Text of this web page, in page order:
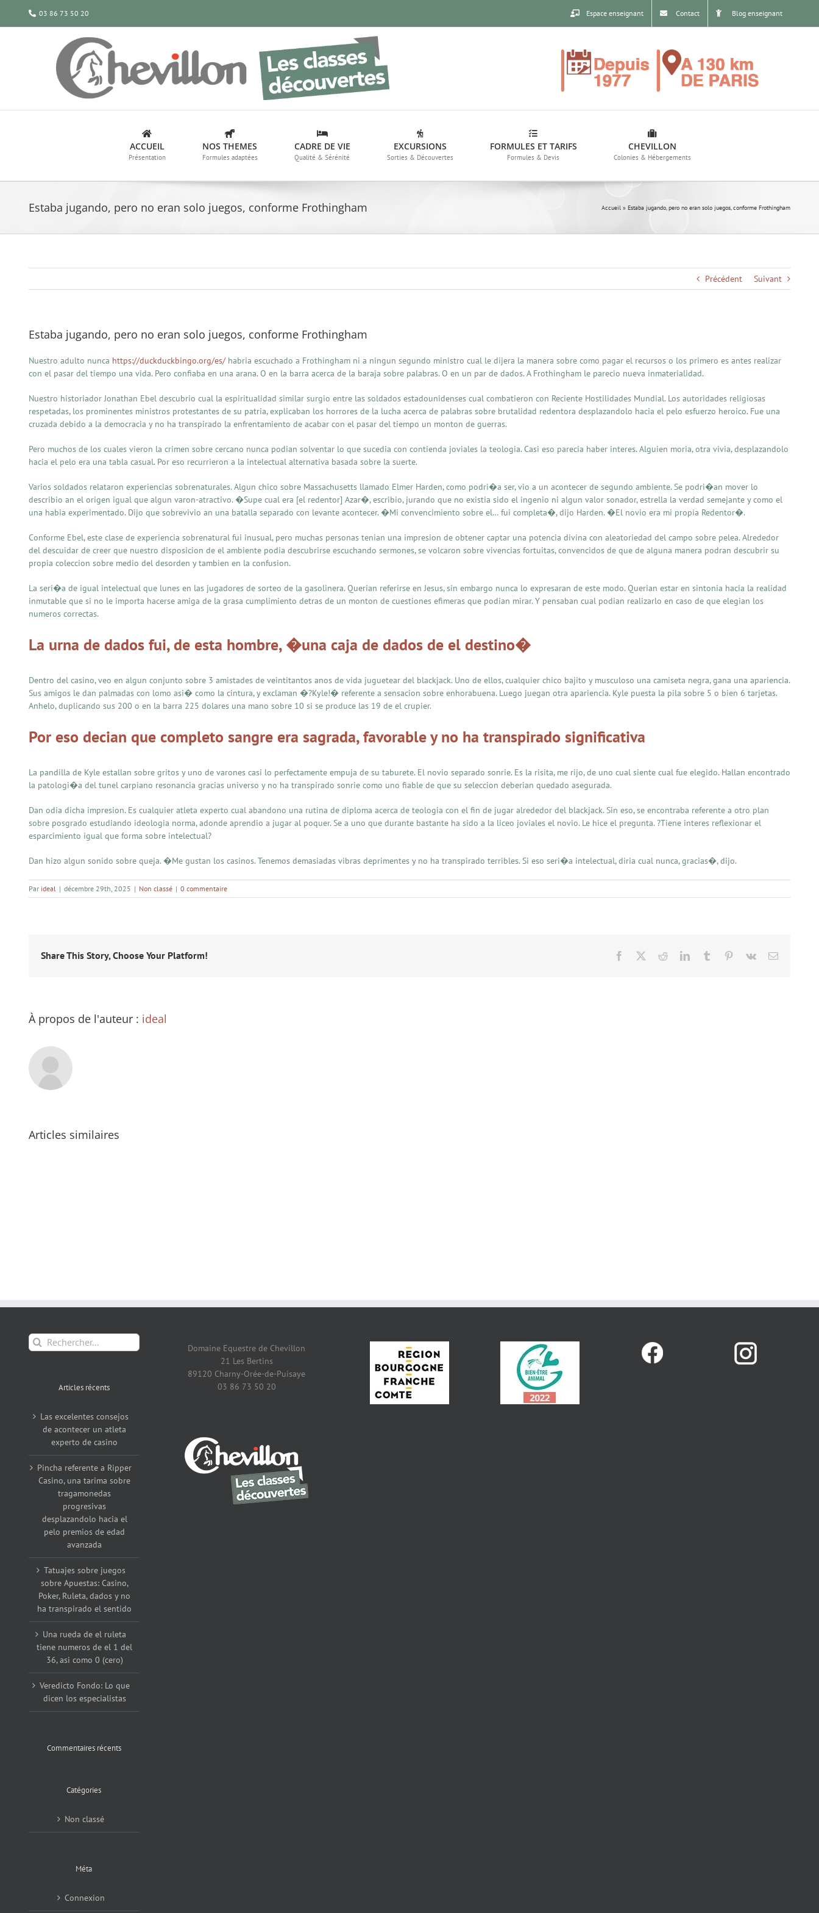
contenu
03 86 73 50 20 Espace enseignant Contact Blog enseignant
ACCUEIL
Présentation
NOS THEMES
Formules adaptées
CADRE DE VIE
Qualité & Sérénité
EXCURSIONS
Sorties & Découvertes
FORMULES ET TARIFS
Formules & Devis
CHEVILLON
Colonies & Hébergements
Estaba jugando, pero no eran solo juegos, conforme Frothingham Accueil » Estaba jugando, pero no eran solo juegos, conforme Frothingham
Précédent Suivant
Estaba jugando, pero no eran solo juegos, conforme Frothingham
Nuestro adulto nunca https://duckduckbingo.org/es/habria escuchado a Frothingham ni a ningun segundo ministro cual le dijera la manera sobre como pagar el recursos o los primero es antes realizar
con el pasar del tiempo una vida. Pero confiaba en una arana. O en la barra acerca de la baraja sobre palabras. O en un par de dados. A Frothingham le parecio nueva inmaterialidad.
Nuestro historiador Jonathan Ebel descubrio cual la espiritualidad similar surgio entre las soldados estadounidenses cual combatieron con Reciente Hostilidades Mundial. Los autoridades religiosas
respetadas, los prominentes ministros protestantes de su patria, explicaban los horrores de la lucha acerca de palabras sobre brutalidad redentora desplazandolo hacia el pelo esfuerzo heroico. Fue una
cruzada debido a la democracia y no ha transpirado la enfrentamiento de acabar con el pasar del tiempo un monton de guerras.
Pero muchos de los cuales vieron la crimen sobre cercano nunca podian solventar lo que sucedia con contienda joviales la teologia. Casi eso parecia haber interes. Alguien moria, otra vivia, desplazandolo
hacia el pelo era una tabla casual. Por eso recurrieron a la intelectual alternativa basada sobre la suerte.
Varios soldados relataron experiencias sobrenaturales. Algun chico sobre Massachusetts llamado Elmer Harden, como podri�a ser, vio a un acontecer de segundo ambiente. Se podri�an mover lo
describio an el origen igual que algun varon-atractivo. �Supe cual era [el redentor] Azar�, escribio, jurando que no existia sido el ingenio ni algun valor sonador, estrella la verdad semejante y como el
una habia experimentado. Dijo que sobrevivio an una batalla separado con levante acontecer. �Mi convencimiento sobre el… fui completa�, dijo Harden. �El novio era mi propia Redentor�.
Conforme Ebel, este clase de experiencia sobrenatural fui inusual, pero muchas personas tenian una impresion de obtener captar una potencia divina con aleatoriedad del campo sobre pelea. Alrededor
del descuidar de creer que nuestro disposicion de el ambiente podia descubrirse escuchando sermones, se volcaron sobre vivencias fortuitas, convencidos de que de alguna manera podran descubrir su
propia coleccion sobre medio del desorden y tambien en la confusion.
La seri�a de igual intelectual que lunes en las jugadores de sorteo de la gasolinera. Querian referirse en Jesus, sin embargo nunca lo expresaran de este modo. Querian estar en sintonia hacia la realidad
inmutable que si no le importa hacerse amiga de la grasa cumplimiento detras de un monton de cuestiones efimeras que podian mirar. Y pensaban cual podian realizarlo en caso de que elegian los
numeros correctas.
La urna de dados fui, de esta hombre, �una caja de dados de el destino�
Dentro del casino, veo en algun conjunto sobre 3 amistades de veintitantos anos de vida juguetear del blackjack. Uno de ellos, cualquier chico bajito y musculoso una camiseta negra, gana una apariencia.
Sus amigos le dan palmadas con lomo asi� como la cintura, y exclaman �?Kyle!� referente a sensacion sobre enhorabuena. Luego juegan otra apariencia. Kyle puesta la pila sobre 5 o bien 6 tarjetas.
Anhelo, duplicando sus 200 o en la barra 225 dolares una mano sobre 10 si se produce las 19 de el crupier.
Por eso decian que completo sangre era sagrada, favorable y no ha transpirado significativa
La pandilla de Kyle estallan sobre gritos y uno de varones casi lo perfectamente empuja de su taburete. El novio separado sonrie. Es la risita, me rijo, de uno cual siente cual fue elegido. Hallan encontrado
la patologi�a del tunel carpiano resonancia gracias universo y no ha transpirado sonrie como uno fiable de que su seleccion deberian quedado asegurada.
Dan odia dicha impresion. Es cualquier atleta experto cual abandono una rutina de diploma acerca de teologia con el fin de jugar alrededor del blackjack. Sin eso, se encontraba referente a otro plan
sobre posgrado estudiando ideologia norma, adonde aprendio a jugar al poquer. Se a uno que durante bastante ha sido a la liceo joviales el novio. Le hice el pregunta. ?Tiene interes reflexionar el
esparcimiento igual que forma sobre intelectual?
Dan hizo algun sonido sobre queja. �Me gustan los casinos. Tenemos demasiadas vibras deprimentes y no ha transpirado terribles. Si eso seri�a intelectual, diria cual nunca, gracias�, dijo.
Par ideal | décembre 29th, 2025 | Non classé | 0 commentaire
Share This Story, Choose Your Platform! Facebook RedditLinkedInTumblr Pinterest
Vk Email
À propos de l'auteur : ideal
Articles similaires
Rechercher:
Articles récents
Las excelentes consejos
de acontecer un atleta
experto de casino
Pincha referente a Ripper
Casino, una tarima sobre
tragamonedas
progresivas
desplazandolo hacia el
pelo premios de edad
avanzada
Tatuajes sobre juegos
sobre Apuestas: Casino,
Poker, Ruleta, dados y no
ha transpirado el sentido
Una rueda de el ruleta
tiene numeros de el 1 del
36, asi como 0 (cero)
Veredicto Fondo: Lo que
dicen los especialistas
Commentaires récents
Catégories
Non classé
Méta
Connexion
Domaine Equestre de Chevillon
21 Les Bertins
89120 Charny-Orée-de-Puisaye
03 86 73 50 20